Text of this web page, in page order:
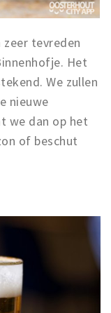
zeer tevreden
Het
We zullen
nieuwe
we dan op het
of beschut